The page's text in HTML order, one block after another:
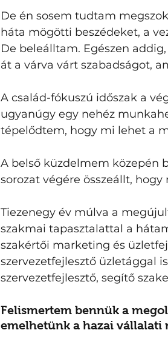
De én sosem tudtam
háta mögötti beszédeket, a
De beleálltam. Egészen
át a várva várt szabadságot,
A család-fókuszú időszak a
ugyanúgy egy nehéz
tépelődtem, hogy mi lehet a
A belső küzdelmem közepén
sorozat végére összeállt,
Tiezenegy év múlva a
szakmai tapasztalattal a
szakértői marketing és
szervezetfejlesztő üzletággal
szervezetfejlesztő, segítő
Felismertem bennük a
emelhetünk a hazai vállalati